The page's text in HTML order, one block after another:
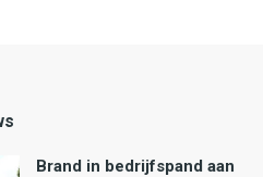
Brand in bedrijfspand aan